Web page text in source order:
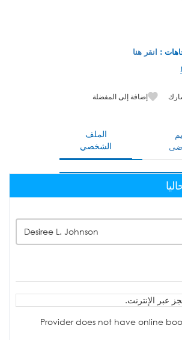
: انقر هنا
إضافة إلى المفضلة
الملف
الشخصي
Desiree L. Johnson
عبر الإنترنت.
Provider does not have online